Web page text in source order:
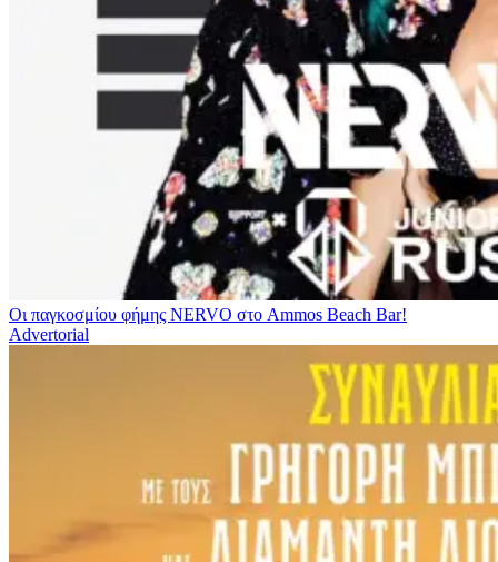
Οι παγκοσμίου φήμης NERVO στο Ammos Beach Bar!
Advertorial